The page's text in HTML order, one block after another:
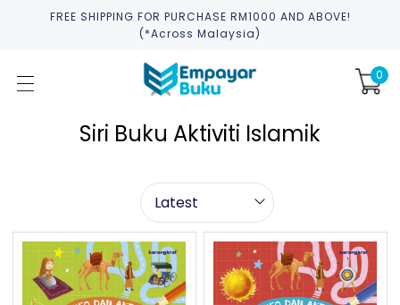
FREE SHIPPING FOR PURCHASE RM1000 AND ABOVE!
(*across Malaysia)
0
Siri Buku Aktiviti Islamik